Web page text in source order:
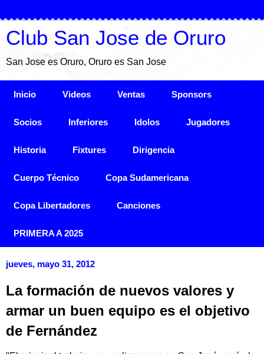
Club San Jose de Oruro
San Jose es Oruro, Oruro es San Jose
Inicio Videos Ventas Sponsors
Socios Inferiores Idolos Jugadores
Historia Fixtures Dirigencia
Cuerpo Técnico Copa Sudamericana
Copa Libertadores Canciones
PRIMERA A 2025
jueves, mayo 31, 2012
La formación de nuevos valores y
armar un buen equipo es el objetivo
de Fernández